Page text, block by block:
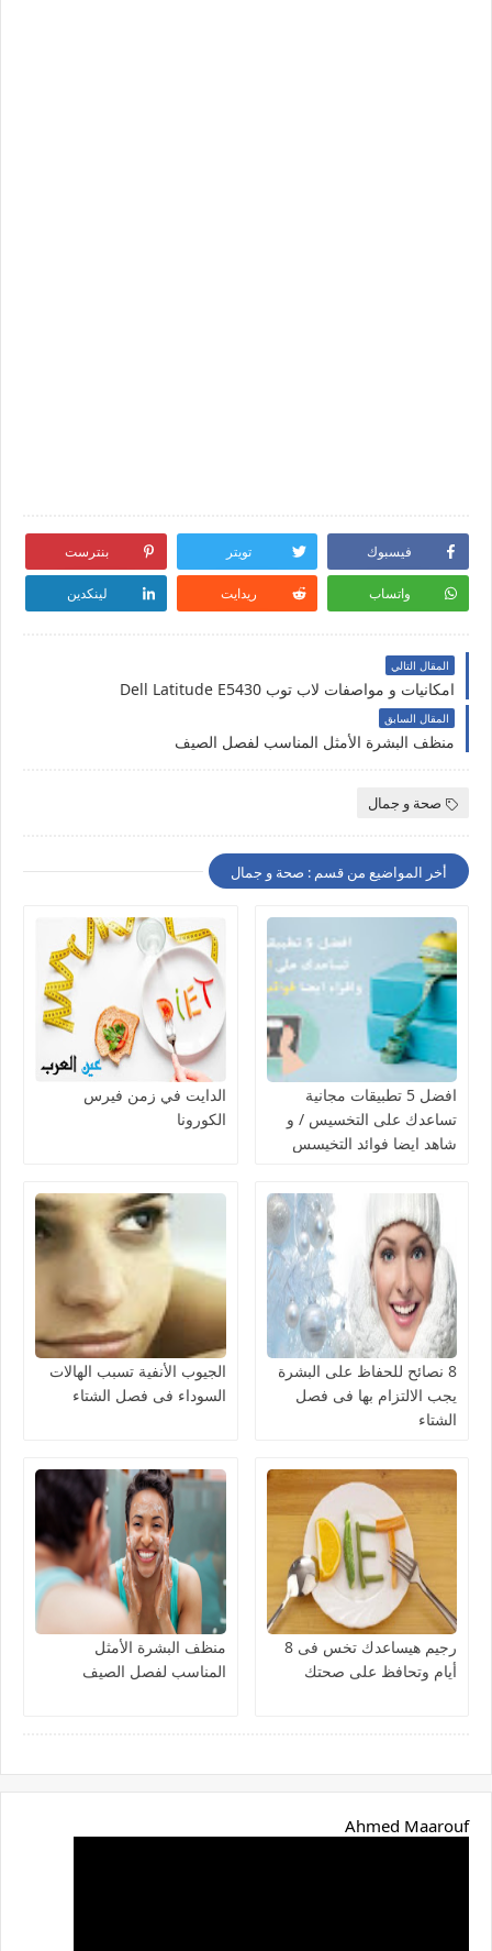
فيسبوك تويتر بنترست
واتساب ريدايت لينكدين
المقال التالي
امكانيات و مواصفات لاب توب Dell Latitude E5430
المقال السابق
منظف البشرة الأمثل المناسب لفصل الصيف
صحة و جمال
أخر المواضيع من قسم : صحة و جمال
افضل 5 تطبيقات مجانية
تساعدك على التخسيس / و
شاهد ايضا فوائد التخيسس
الدايت في زمن فيرس
الكورونا
8 نصائح للحفاظ على البشرة
يجب الالتزام بها فى فصل
الشتاء
الجيوب الأنفية تسبب الهالات
السوداء فى فصل الشتاء
رجيم هيساعدك تخس فى 8
أيام وتحافظ على صحتك
منظف البشرة الأمثل
المناسب لفصل الصيف
Ahmed Maarouf